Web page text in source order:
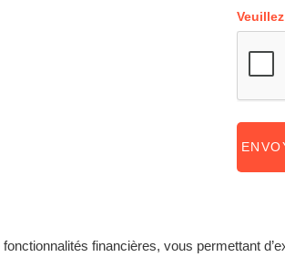
financières, vous permettant